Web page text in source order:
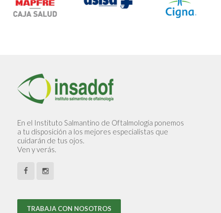
En el Instituto Salmantino de Oftalmología ponemos
a tu disposición a los mejores especialistas que
cuidarán de tus ojos.
Ven y verás.
TRABAJA CON NOSOTROS